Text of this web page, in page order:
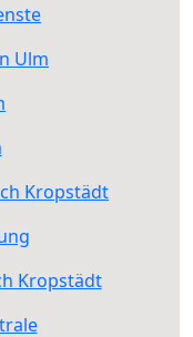
Ulm
Kropstädt
Kropstädt